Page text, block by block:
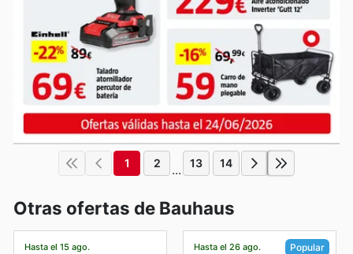
1 2 ... 13 14
Otras ofertas de Bauhaus
Hasta el 15 ago. Hasta el 26 ago. Popular